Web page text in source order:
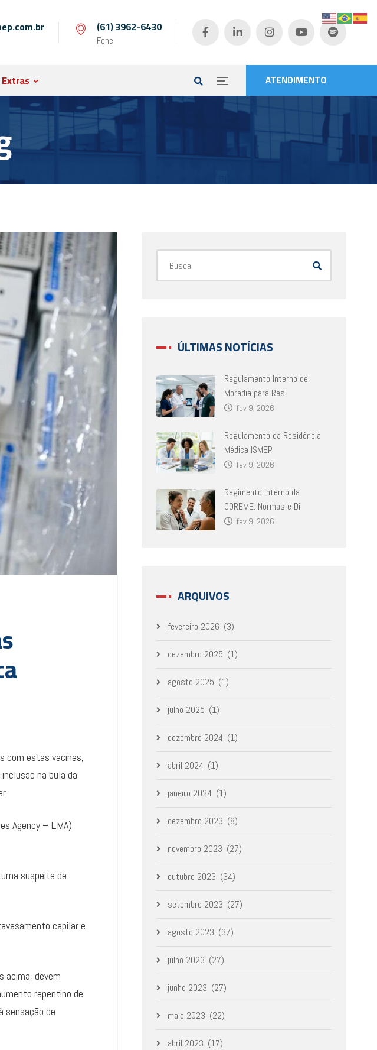
(61) 3962-6430
Fone
ATENDIMENTO
Extras
com estas vacinas,
na bula da
Agency – EMA)
suspeita de
capilar e
acima, devem
repentino de
sensação de
ÚLTIMAS NOTÍCIAS
Regulamento Interno de
Moradia para Resi
fev 9, 2026
Regulamento da Residência
Médica ISMEP
fev 9, 2026
Regimento Interno da
COREME: Normas e Di
fev 9, 2026
ARQUIVOS
fevereiro 2026 (3)
dezembro 2025 (1)
agosto 2025 (1)
julho 2025 (1)
dezembro 2024 (1)
abril 2024 (1)
janeiro 2024 (1)
dezembro 2023 (8)
novembro 2023 (27)
outubro 2023 (34)
setembro 2023 (27)
agosto 2023 (37)
julho 2023 (27)
junho 2023 (27)
maio 2023 (22)
abril 2023 (17)